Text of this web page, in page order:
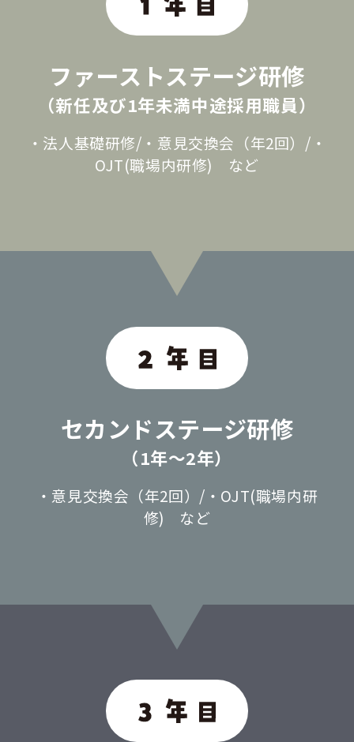
ファーストステージ研修
（新任及び1年未満中途採用職員）
・法人基礎研修/・意見交換会（年2回）/・
OJT(職場内研修) など
セカンドステージ研修
（1年〜2年）
・意見交換会（年2回）/・OJT(職場内研
修) など